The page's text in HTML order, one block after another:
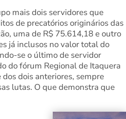
mais dois servidores que
de precatórios originários das
uma de R$ 75.614,18 e outro
já inclusos no valor total do
se o último de servidor
do fórum Regional de Itaquera
dois anteriores, sempre
lutas. O que demonstra que